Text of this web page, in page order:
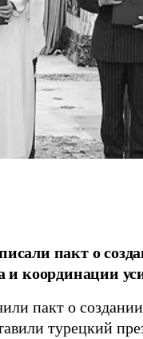
пакт о
и координации
пакт о
турецкий